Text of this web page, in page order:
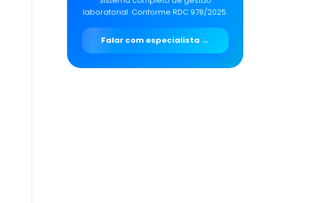
laboratorial. Conforme RDC 978/2025.
Falar com especialista →